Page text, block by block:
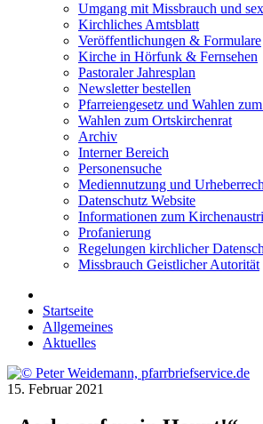
Umgang mit Missbrauch und
Kirchliches Amtsblatt
Veröffentlichungen & Formulare
Kirche in Hörfunk & Fernsehen
Pastoraler Jahresplan
Newsletter bestellen
Pfarreiengesetz und Wahlen
Wahlen zum Ortskirchenrat
Archiv
Interner Bereich
Personensuche
Mediennutzung und
Datenschutz Website
Informationen zum
Profanierung
Regelungen kirchlicher
Missbrauch Geistlicher Autorität
Startseite
Allgemeines
Aktuelles
15. Februar 2021